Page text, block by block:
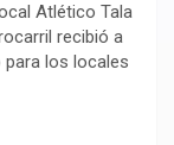
Atlético Tala
recibió a
los locales